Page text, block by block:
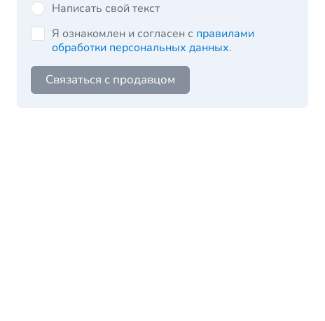
Написать свой текст
Я ознакомлен и согласен с правилами
обработки персональных данных.
Связаться с продавцом